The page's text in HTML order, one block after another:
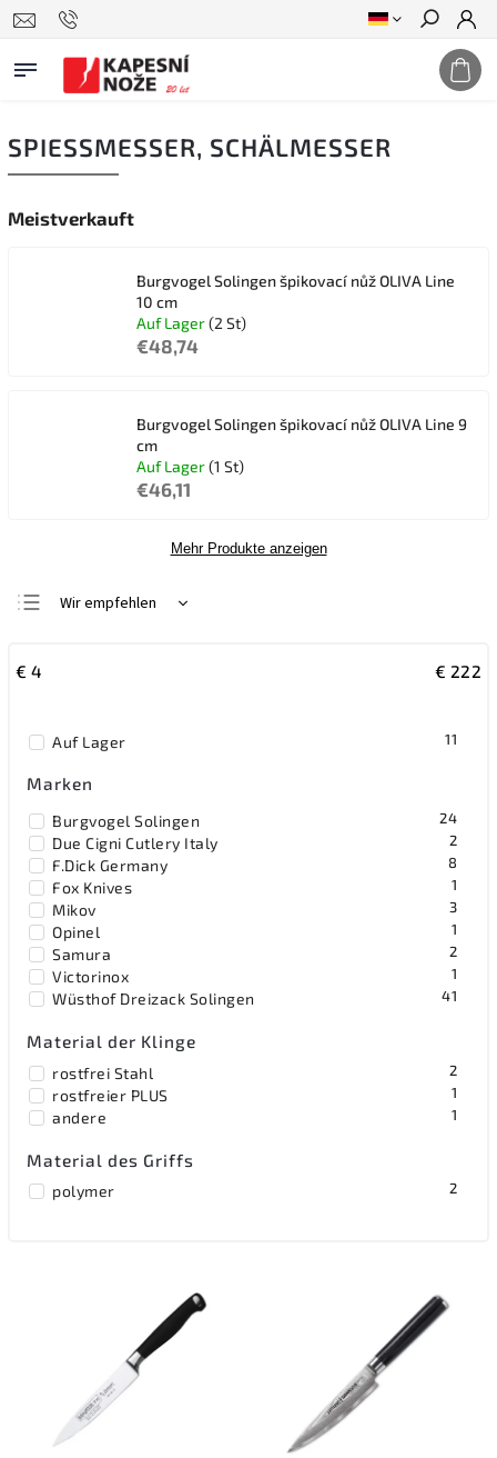
Suchen
SPIESSMESSER, SCHÄLMESSER
Meistverkauft
Burgvogel Solingen špikovací nůž OLIVA Line
10 cm
Auf Lager(2 St)
€48,74
Burgvogel Solingen špikovací nůž OLIVA Line 9
cm
Auf Lager(1 St)
€46,11
Mehr Produkte anzeigen
Wir empfehlen
Alphabetisch
€ 4 € 222
Auf Lager 11
Marken
Burgvogel Solingen 24
Due Cigni Cutlery Italy 2
F.Dick Germany 8
Fox Knives 1
Mikov 3
Opinel 1
Samura 2
Victorinox 1
Wüsthof Dreizack Solingen 41
Material der Klinge
rostfrei Stahl 2
rostfreier PLUS 1
andere 1
Material des Griffs
polymer 2